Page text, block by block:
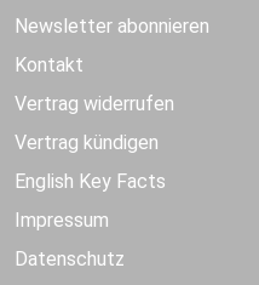
Newsletter abonnieren
Kontakt
Vertrag widerrufen
Vertrag kündigen
English Key Facts
Impressum
Datenschutz